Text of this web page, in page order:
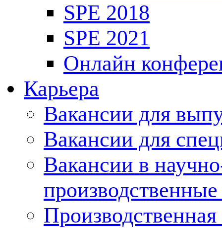
SPE 2018
SPE 2021
Онлайн
Карьера
Вакансии для
Вакансии для
Вакансии в
Производственная